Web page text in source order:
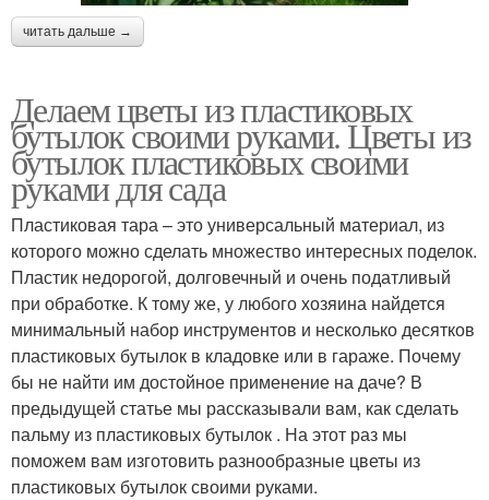
читать дальше →
Делаем цветы из пластиковых
бутылок своими руками. Цветы из
бутылок пластиковых своими
руками для сада
Пластиковая тара – это универсальный материал, из
которого можно сделать множество интересных поделок.
Пластик недорогой, долговечный и очень податливый
при обработке. К тому же, у любого хозяина найдется
минимальный набор инструментов и несколько десятков
пластиковых бутылок в кладовке или в гараже. Почему
бы не найти им достойное применение на даче? В
предыдущей статье мы рассказывали вам, как сделать
пальму из пластиковых бутылок . На этот раз мы
поможем вам изготовить разнообразные цветы из
пластиковых бутылок своими руками.